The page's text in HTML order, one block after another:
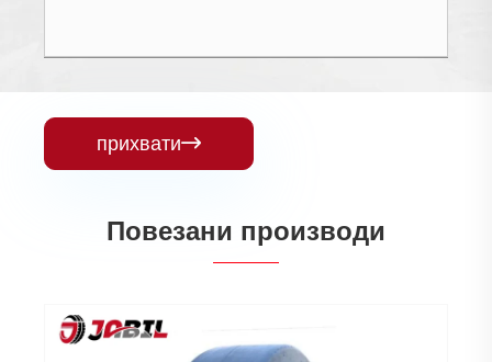
прихвати
Повезани производи